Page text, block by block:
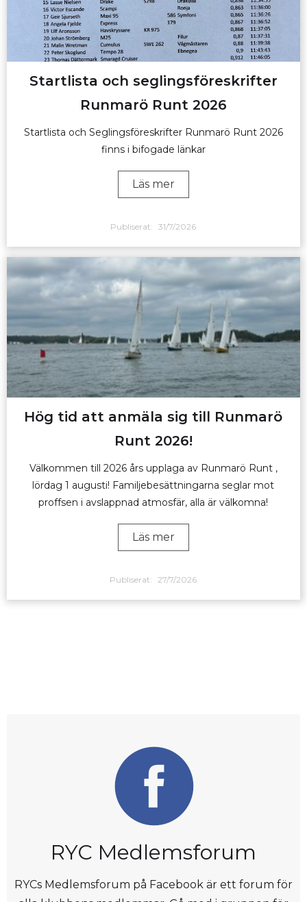
Startlista och seglingsföreskrifter
Runmarö Runt 2026
Startlista och Seglingsföreskrifter Runmarö Runt 2026
finns i bifogade länkar
Läs mer
Publiserat: 31/7/2026
Hög tid att anmäla sig till Runmarö
Runt 2026!
Välkommen till 2026 års upplaga av Runmarö Runt ,
lördag 1 augusti! Familjebesättningarna seglar mot
proffsen i avslappnad atmosfär, alla är välkomna!
Läs mer
Publiserat: 27/7/2026
RYC Medlemsforum
RYCs Medlemsforum på Facebook är ett forum för